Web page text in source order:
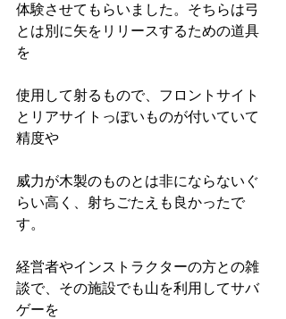
体験させてもらいました。そちらは弓
とは別に矢をリリースするための道具
を
使用して射るもので、フロントサイト
とリアサイトっぽいものが付いていて
精度や
威力が木製のものとは非にならないぐ
らい高く、射ちごたえも良かったで
す。
経営者やインストラクターの方との雑
談で、その施設でも山を利用してサバ
ゲーを